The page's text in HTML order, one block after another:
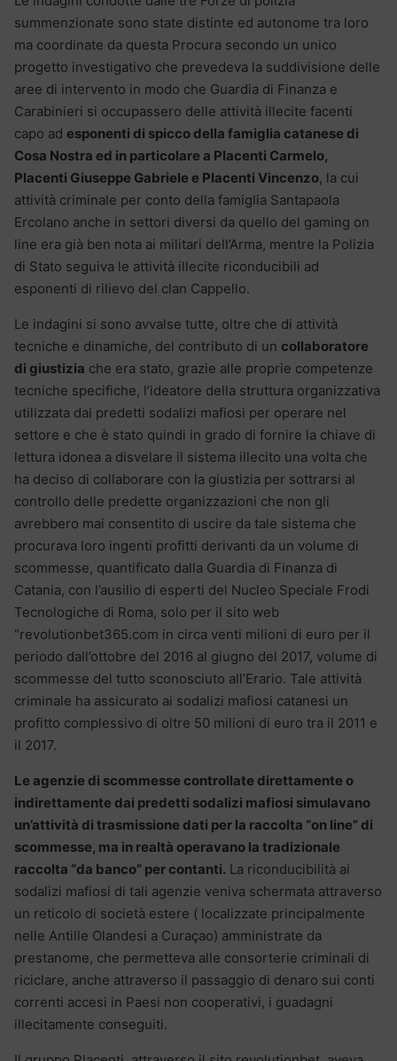
summenzionate sono state distinte ed autonome tra loro
ma coordinate da questa Procura secondo un unico
progetto investigativo che prevedeva la suddivisione delle
aree di intervento in modo che Guardia di Finanza e
Carabinieri si occupassero delle attività illecite facenti
capo ad esponenti di spicco della famiglia catanese di
Cosa Nostra ed in particolare a Placenti Carmelo,
Placenti Giuseppe Gabriele e Placenti Vincenzo, la cui
attività criminale per conto della famiglia Santapaola
Ercolano anche in settori diversi da quello del gaming on
line era già ben nota ai militari dell’Arma, mentre la Polizia
di Stato seguiva le attività illecite riconducibili ad
esponenti di rilievo del clan Cappello.
Le indagini si sono avvalse tutte, oltre che di attività
tecniche e dinamiche, del contributo di un collaboratore
di giustizia che era stato, grazie alle proprie competenze
tecniche specifiche, l’ideatore della struttura organizzativa
utilizzata dai predetti sodalizi mafiosi per operare nel
settore e che è stato quindi in grado di fornire la chiave di
lettura idonea a disvelare il sistema illecito una volta che
ha deciso di collaborare con la giustizia per sottrarsi al
controllo delle predette organizzazioni che non gli
avrebbero mai consentito di uscire da tale sistema che
procurava loro ingenti profitti derivanti da un volume di
scommesse, quantificato dalla Guardia di Finanza di
Catania, con l’ausilio di esperti del Nucleo Speciale Frodi
Tecnologiche di Roma, solo per il sito web
“revolutionbet365.com in circa venti milioni di euro per il
periodo dall’ottobre del 2016 al giugno del 2017, volume di
scommesse del tutto sconosciuto all’Erario. Tale attività
criminale ha assicurato ai sodalizi mafiosi catanesi un
profitto complessivo di oltre 50 milioni di euro tra il 2011 e
il 2017.
Le agenzie di scommesse controllate direttamente o
indirettamente dai predetti sodalizi mafiosi simulavano
un’attività di trasmissione dati per la raccolta “on line” di
scommesse, ma in realtà operavano la tradizionale
raccolta “da banco” per contanti. La riconducibilità ai
sodalizi mafiosi di tali agenzie veniva schermata attraverso
un reticolo di società estere ( localizzate principalmente
nelle Antille Olandesi a Curaçao) amministrate da
prestanome, che permetteva alle consorterie criminali di
riciclare, anche attraverso il passaggio di denaro sui conti
correnti accesi in Paesi non cooperativi, i guadagni
illecitamente conseguiti.